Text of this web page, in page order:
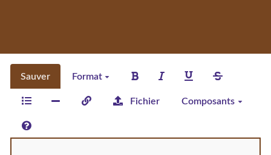
Sauver Format
Fichier Composants